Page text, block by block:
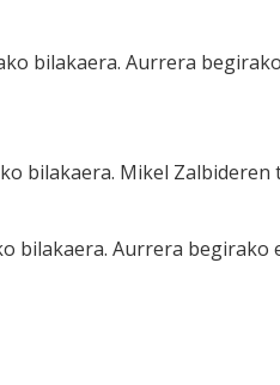
bilakaera. Aurrera
bilakaera. Mikel
bilakaera. Aurrera